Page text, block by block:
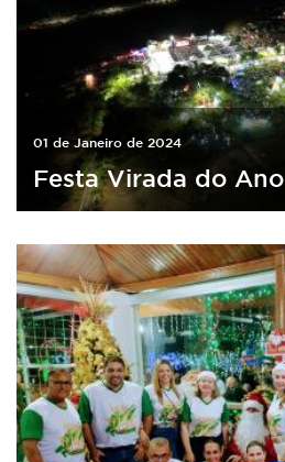
01 de Janeiro de 2024
Festa Virada do Ano